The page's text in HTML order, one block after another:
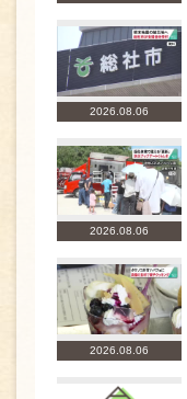
2026.08.06
2026.08.06
2026.08.06